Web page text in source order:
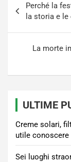
articoli
Perché la
la storia e
La morte
ULTIME
Creme solari,
utile conoscere
Sei luoghi